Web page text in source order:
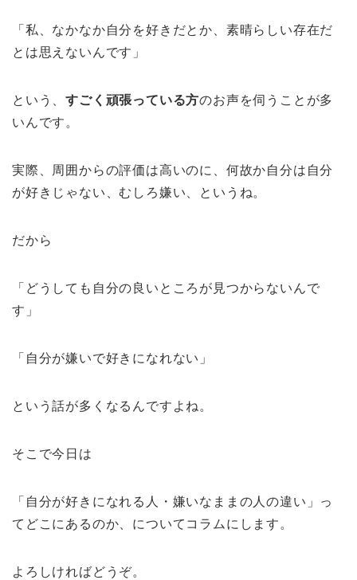
「私、なかなか自分を好きだとか、素晴らしい存在だ
とは思えないんです」
という、すごく頑張っている方のお声を伺うことが多
いんです。
実際、周囲からの評価は高いのに、何故か自分は自分
が好きじゃない、むしろ嫌い、というね。
だから
「どうしても自分の良いところが見つからないんで
す」
「自分が嫌いで好きになれない」
という話が多くなるんですよね。
そこで今日は
「自分が好きになれる人・嫌いなままの人の違い」っ
てどこにあるのか、についてコラムにします。
よろしければどうぞ。